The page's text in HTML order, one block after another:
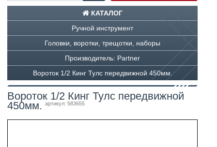
КАТАЛОГ
Ручной инструмент
Головки, воротки, трещотки, наборы
Производитель: Partner
Вороток 1/2 Кинг Тулс передвижной 450мм.
Вороток 1/2 Кинг Тулс передвижной
450мм.
артикул: 583655